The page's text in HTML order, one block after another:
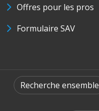
Offres pour les pros
Formulaire SAV
Recherche ensemble